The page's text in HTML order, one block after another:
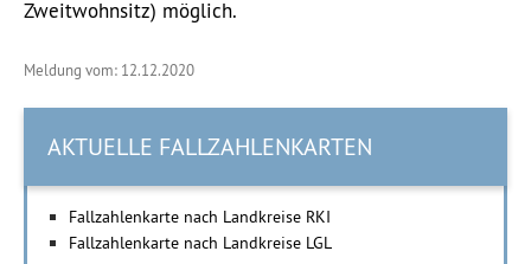
Zweitwohnsitz) möglich.
Meldung vom: 12.12.2020
AKTUELLE FALLZAHLENKARTEN
Fallzahlenkarte nach Landkreise RKI
Fallzahlenkarte nach Landkreise LGL